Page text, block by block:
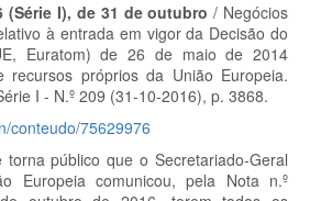
(Série I), de 31 de outubro / Negócios
à entrada em vigor da Decisão do
Euratom) de 26 de maio de 2014
recursos próprios da União Europeia.
I - N.º 209 (31-10-2016), p. 3868.
conteudo/75629976
público que o Secretariado-Geral
Europeia comunicou, pela Nota n.º